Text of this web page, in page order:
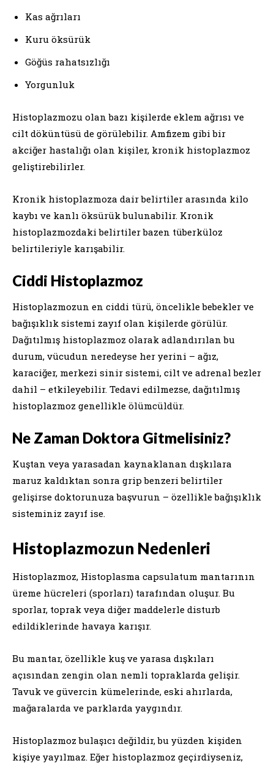
Kas ağrıları
Kuru öksürük
Göğüs rahatsızlığı
Yorgunluk
Histoplazmozu olan bazı kişilerde eklem ağrısı ve
cilt döküntüsü de görülebilir. Amfizem gibi bir
akciğer hastalığı olan kişiler, kronik histoplazmoz
geliştirebilirler.
Kronik histoplazmoza dair belirtiler arasında kilo
kaybı ve kanlı öksürük bulunabilir. Kronik
histoplazmozdaki belirtiler bazen tüberküloz
belirtileriyle karışabilir.
Ciddi Histoplazmoz
Histoplazmozun en ciddi türü, öncelikle bebekler ve
bağışıklık sistemi zayıf olan kişilerde görülür.
Dağıtılmış histoplazmoz olarak adlandırılan bu
durum, vücudun neredeyse her yerini – ağız,
karaciğer, merkezi sinir sistemi, cilt ve adrenal bezler
dahil – etkileyebilir. Tedavi edilmezse, dağıtılmış
histoplazmoz genellikle ölümcüldür.
Ne Zaman Doktora Gitmelisiniz?
Kuştan veya yarasadan kaynaklanan dışkılara
maruz kaldıktan sonra grip benzeri belirtiler
gelişirse doktorunuza başvurun – özellikle bağışıklık
sisteminiz zayıf ise.
Histoplazmozun Nedenleri
Histoplazmoz, Histoplasma capsulatum mantarının
üreme hücreleri (sporları) tarafından oluşur. Bu
sporlar, toprak veya diğer maddelerle disturb
edildiklerinde havaya karışır.
Bu mantar, özellikle kuş ve yarasa dışkıları
açısından zengin olan nemli topraklarda gelişir.
Tavuk ve güvercin kümelerinde, eski ahırlarda,
mağaralarda ve parklarda yaygındır.
Histoplazmoz bulaşıcı değildir, bu yüzden kişiden
kişiye yayılmaz. Eğer histoplazmoz geçirdiyseniz,